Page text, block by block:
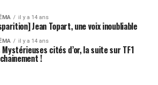
il y a 14 ans
Jean Topart, une voix inoubliable
il y a 14 ans
Mystérieuses cités d’or, la suite sur TF1
!